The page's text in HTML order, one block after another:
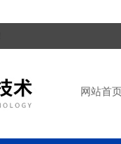
网站首